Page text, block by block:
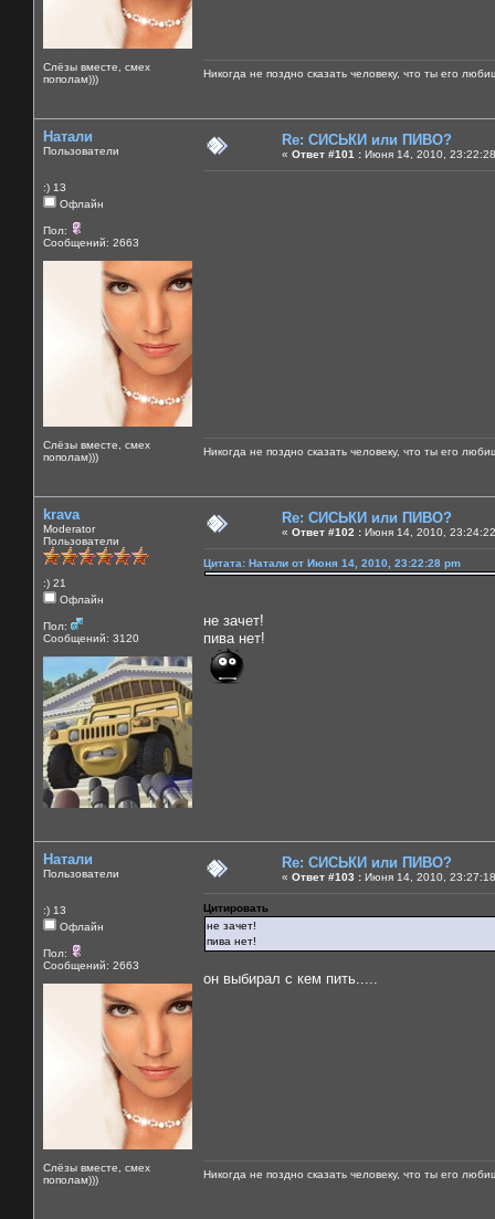
Слёзы вместе, смех
пополам)))
Никогда не поздно сказать человеку, что ты его
Натали
Пользователи
:) 13
Офлайн
Пол:
Сообщений: 2663
Слёзы вместе, смех
пополам)))
Re: СИСЬКИ или ПИВО?
« Ответ #101 : Июня 14, 2010,
Никогда не поздно сказать человеку, что ты его
krava
Moderator
Пользователи
:) 21
Офлайн
Пол:
Сообщений: 3120
Re: СИСЬКИ или ПИВО?
« Ответ #102 : Июня 14, 2010,
Цитата: Натали от Июня 14, 2010, 23:22:28 pm
не зачет!
пива нет!
Натали
Пользователи
:) 13
Офлайн
Пол:
Сообщений: 2663
Слёзы вместе, смех
пополам)))
Re: СИСЬКИ или ПИВО?
« Ответ #103 : Июня 14, 2010,
Цитировать
не зачет!
пива нет!
он выбирал с кем пить.....
Никогда не поздно сказать человеку, что ты его